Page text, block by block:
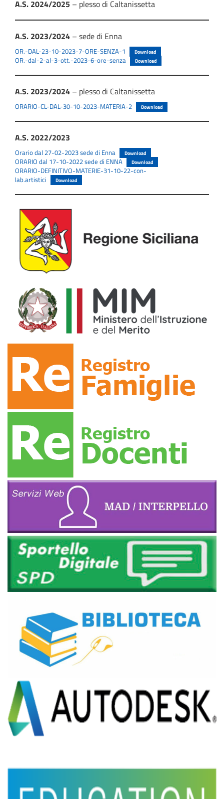
A.S. 2024/2025 – plesso di Caltanissetta
A.S. 2023/2024 – sede di Enna
OR.-DAL-23-10-2023-7-ORE-SENZA-1 Download
OR.-dal-2-al-3-ott.-2023-6-ore-senza Download
A.S. 2023/2024 – plesso di Caltanissetta
ORARIO-CL-DAL-30-10-2023-MATERIA-2 Download
A.S. 2022/2023
Orario dal 27-02-2023 sede di Enna Download
ORARIO dal 17-10-2022 sede di ENNA Download
ORARIO-DEFINITIVO-MATERIE-31-10-22-con-
lab.artistici
Download